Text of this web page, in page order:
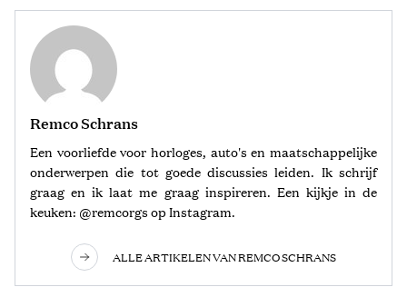
Remco Schrans
Een voorliefde voor horloges, auto's en maatschappelijke
onderwerpen die tot goede discussies leiden. Ik schrijf
graag en ik laat me graag inspireren. Een kijkje in de
keuken: @remcorgs op Instagram.
ALLE ARTIKELEN VAN REMCO SCHRANS